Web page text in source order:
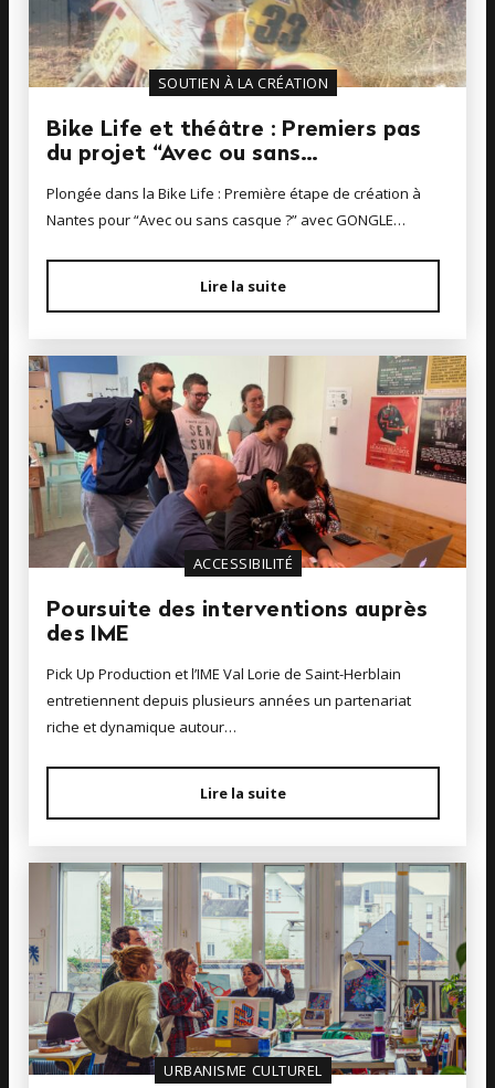
SOUTIEN À LA CRÉATION
Bike Life et théâtre : Premiers pas
du projet “Avec ou sans…
Plongée dans la Bike Life : Première étape de création à
Nantes pour “Avec ou sans casque ?” avec GONGLE…
Lire la suite
ACCESSIBILITÉ
Poursuite des interventions auprès
des IME
Pick Up Production et l’IME Val Lorie de Saint-Herblain
entretiennent depuis plusieurs années un partenariat
riche et dynamique autour…
Lire la suite
URBANISME CULTUREL